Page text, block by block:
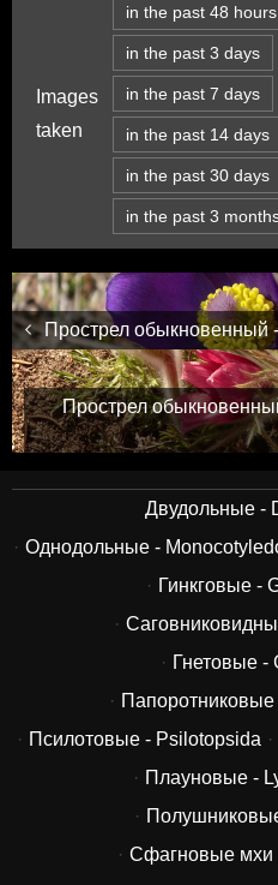
Images
taken
in the past 48 hours
in the past 3 days
in the past 7 days
in the past 14 days
in the past 30 days
in the past 3
Прострел обыкновенный
Прострел
Двудольные -
Однодольные -
Гинкговые -
Гнетовые -
Псилотовые - Psilotopsida
Плауновые -
Сфагновые мхи